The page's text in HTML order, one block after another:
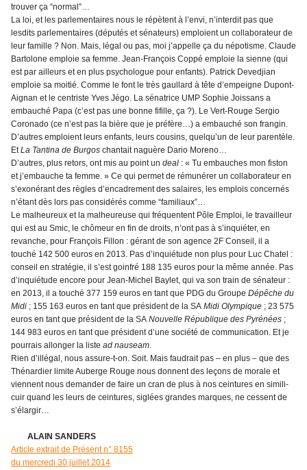
trouver ça “normal”…
La loi, et les parlementaires nous le répètent à l’envi, n’interdit pas que
lesdits parlementaires (députés et sénateurs) emploient un collaborateur de
leur famille ? Non. Mais, légal ou pas, moi j’appelle ça du népotisme. Claude
Bartolone emploie sa femme. Jean-François Coppé emploie la sienne (qui
est par ailleurs et en plus psychologue pour enfants). Patrick Devedjian
emploie sa moitié. Comme le font le très gaullard à tête d’empeigne Dupont-
Aignan et le centriste Yves Jégo. La sénatrice UMP Sophie Joissans a
embauché Papa (c’est pas une bonne fifille, ça ?). Le Vert-Rouge Sergio
Coronado (ce n’est pas la bière que je préfère…) a embauché son frangin.
D’autres emploient leurs enfants, leurs cousins, quelqu’un de leur parentèle.
Et La Tantina de Burgos chantait naguère Dario Moreno…
D’autres, plus retors, ont mis au point un deal : « Tu embauches mon fiston
et j’embauche ta femme. » Ce qui permet de rémunérer un collaborateur en
s’exonérant des règles d’encadrement des salaires, les emplois concernés
n’étant dès lors pas considérés comme “familiaux”…
Le malheureux et la malheureuse qui fréquentent Pôle Emploi, le travailleur
qui est au Smic, le chômeur en fin de droits, n’ont pas à s’inquiéter, en
revanche, pour François Fillon : gérant de son agence 2F Conseil, il a
touché 142 500 euros en 2013. Pas d’inquiétude non plus pour Luc Chatel :
conseil en stratégie, il s’est goinfré 188 135 euros pour la même année. Pas
d’inquiétude encore pour Jean-Michel Baylet, qui va son train de sénateur :
en 2013, il a touché 377 159 euros en tant que PDG du Groupe Dépêche du
Midi ; 155 163 euros en tant que président de la SA Midi Olympique ; 23 575
euros en tant que président de la SA Nouvelle République des Pyrénées ;
144 983 euros en tant que président d’une société de communication. Et je
pourrais allonger la liste ad nauseam.
Rien d’illégal, nous assure-t-on. Soit. Mais faudrait pas – en plus – que des
Thénardier limite Auberge Rouge nous donnent des leçons de morale et
viennent nous demander de faire un cran de plus à nos ceintures en simili-
cuir quand les leurs de ceintures, siglées grandes marques, ne cessent de
s’élargir…
ALAIN SANDERS
Article extrait de Présent n° 8155
du mercredi 30 juillet 2014